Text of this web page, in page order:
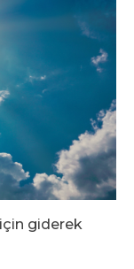
giderek